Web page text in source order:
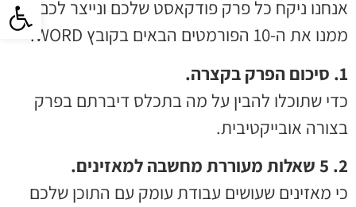
אנחנו ניקח כל פרק פודקאסט שלכם ונייצר לכם
ממנו את ה-10 הפורמטים הבאים בקובץ WORD:
1. סיכום הפרק בקצרה.
כדי שתוכלו להבין על מה בתכלס דיברתם בפרק
בצורה אובייקטיבית.
2. 5 שאלות מעוררת מחשבה למאזינים.
כי מאזינים שעושים עבודת עומק עם התוכן שלכם